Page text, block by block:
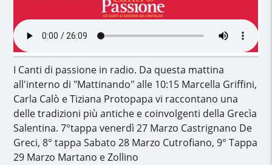
I Canti di passione in radio. Da questa mattina
all'interno di "Mattinando" alle 10:15 Marcella Griffini,
Carla Calò e Tiziana Protopapa vi raccontano una
delle tradizioni più antiche e coinvolgenti della Grecìa
Salentina. 7°tappa venerdì 27 Marzo Castrignano De
Greci, 8° tappa Sabato 28 Marzo Cutrofiano, 9° Tappa
29 Marzo Martano e Zollino